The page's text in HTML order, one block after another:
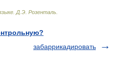
Д.Э. Розенталь
забаррикадировать